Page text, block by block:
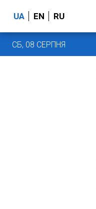
UA EN RU
СБ, 08 СЕРПНЯ